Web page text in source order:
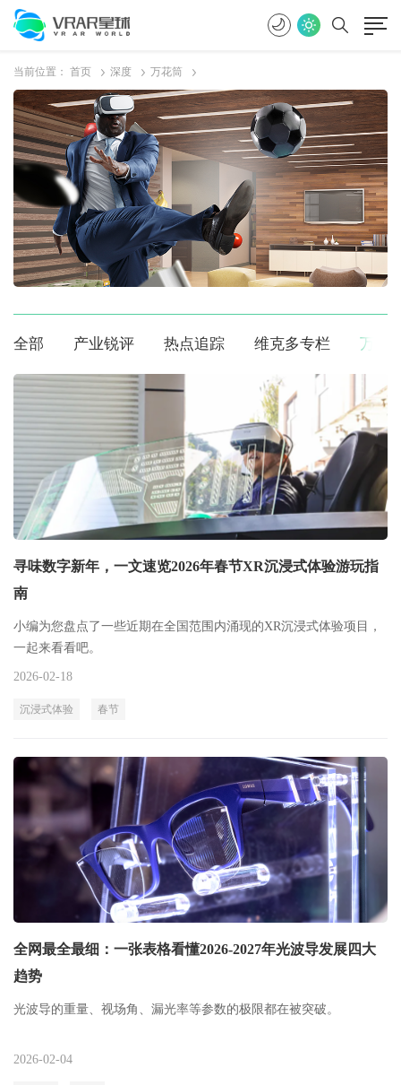
当前位置： 首页 深度 万花筒
全部 产业锐评 热点追踪 维克多专栏 万花
寻味数字新年，一文速览2026年春节XR沉浸式体验游玩指
南
小编为您盘点了一些近期在全国范围内涌现的XR沉浸式体验项目，
一起来看看吧。
2026-02-18
沉浸式体验 春节
全网最全最细：一张表格看懂2026-2027年光波导发展四大
趋势
光波导的重量、视场角、漏光率等参数的极限都在被突破。
2026-02-04